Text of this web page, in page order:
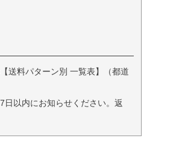
送料パターン別 一覧表】（都道
以内にお知らせください。返